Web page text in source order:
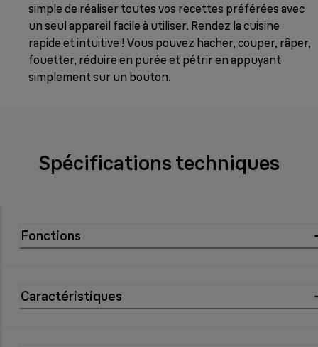
simple de réaliser toutes vos recettes préférées avec
un seul appareil facile à utiliser. Rendez la cuisine
rapide et intuitive ! Vous pouvez hacher, couper, râper,
fouetter, réduire en purée et pétrir en appuyant
simplement sur un bouton.
Spécifications techniques
Fonctions
Caractéristiques